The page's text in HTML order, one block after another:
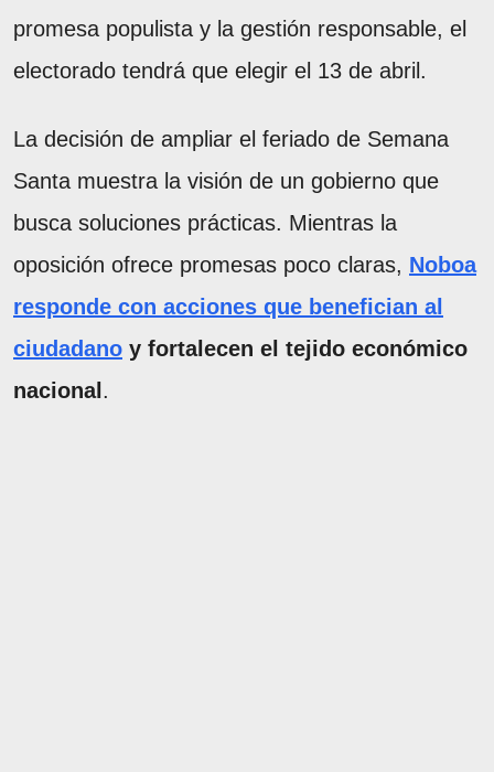
promesa populista y la gestión responsable, el
electorado tendrá que elegir el 13 de abril.
La decisión de ampliar el feriado de Semana
Santa muestra la visión de un gobierno que
busca soluciones prácticas. Mientras la
oposición ofrece promesas poco claras, Noboa
responde con acciones que benefician al
ciudadano y fortalecen el tejido económico
nacional .